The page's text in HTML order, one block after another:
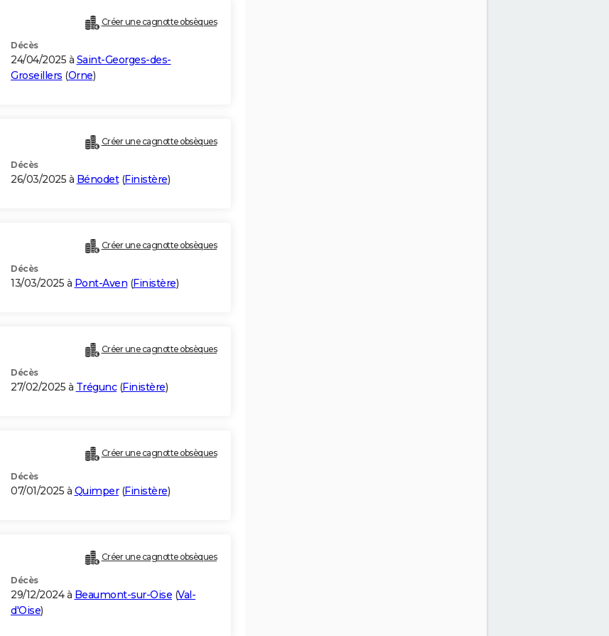
Créer une cagnotte obsèques
Décès
24/04/2025 à Saint-Georges-des-
Groseillers (Orne)
Créer une cagnotte obsèques
Décès
26/03/2025 à Bénodet(Finistère)
Créer une cagnotte obsèques
Décès
13/03/2025 à Pont-Aven (Finistère)
Créer une cagnotte obsèques
Décès
27/02/2025 à Trégunc(Finistère)
Créer une cagnotte obsèques
Décès
07/01/2025 à Quimper(Finistère)
Créer une cagnotte obsèques
Décès
29/12/2024 à Beaumont-sur-Oise (Val-
d'Oise)